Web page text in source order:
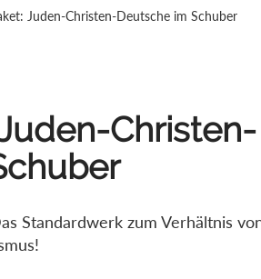
Juden-Christen-Deutsche im Schuber
Christen-
Standardwerk zum Verhältnis